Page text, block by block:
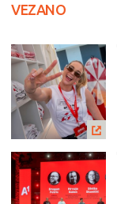
VEZANO